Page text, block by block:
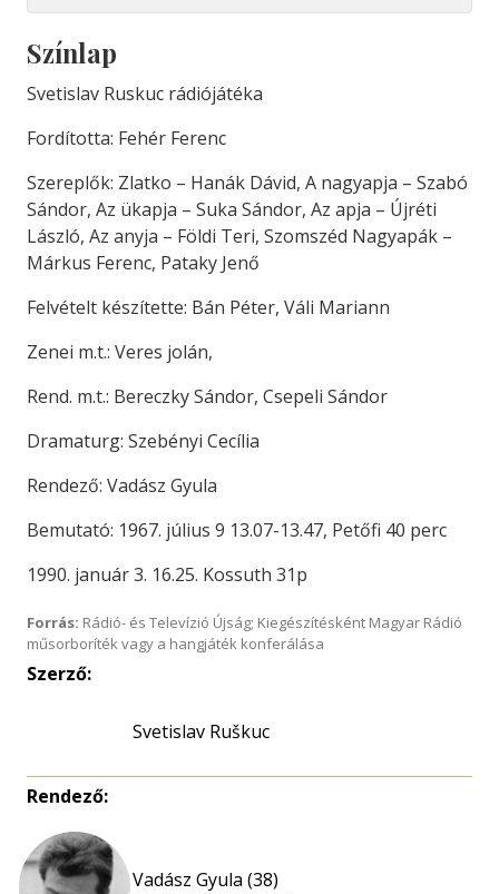
Színlap
Svetislav Ruskuc rádiójátéka
Fordította: Fehér Ferenc
Szereplők: Zlatko – Hanák Dávid, A nagyapja – Szabó
Sándor, Az ükapja – Suka Sándor, Az apja – Újréti
László, Az anyja – Földi Teri, Szomszéd Nagyapák –
Márkus Ferenc, Pataky Jenő
Felvételt készítette: Bán Péter, Váli Mariann
Zenei m.t.: Veres jolán,
Rend. m.t.: Bereczky Sándor, Csepeli Sándor
Dramaturg: Szebényi Cecília
Rendező: Vadász Gyula
Bemutató: 1967. július 9 13.07-13.47, Petőfi 40 perc
1990. január 3. 16.25. Kossuth 31p
Forrás: Rádió- és Televízió Újság; Kiegészítésként Magyar Rádió
műsorboríték vagy a hangjáték konferálása
Szerző:
Svetislav Ruškuc
Rendező:
Vadász Gyula (38)